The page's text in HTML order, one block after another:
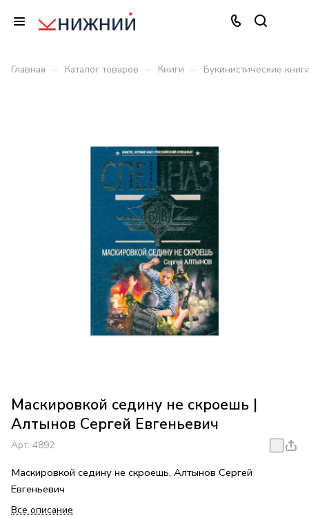
Главная – Каталог товаров – Книги – Букинистические
Маскировкой седину не скроешь |
Алтынов Сергей Евгеньевич
Арт. 4892
Маскировкой седину не скроешь, Алтынов Сергей
Евгеньевич
Все описание